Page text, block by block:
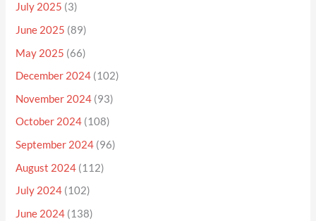
July 2025 (3)
June 2025 (89)
May 2025 (66)
December 2024 (102)
November 2024 (93)
October 2024 (108)
September 2024 (96)
August 2024 (112)
July 2024 (102)
June 2024 (138)